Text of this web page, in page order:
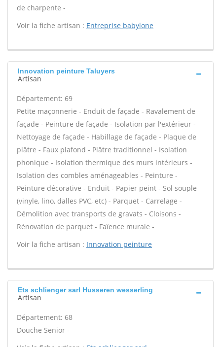
de charpente -
Voir la fiche artisan : Entreprise babylone
Innovation peinture Taluyers
Artisan
Département: 69
Petite maçonnerie - Enduit de façade - Ravalement de
façade - Peinture de façade - Isolation par l'extérieur -
Nettoyage de façade - Habillage de façade - Plaque de
plâtre - Faux plafond - Plâtre traditionnel - Isolation
phonique - Isolation thermique des murs intérieurs -
Isolation des combles aménageables - Peinture -
Peinture décorative - Enduit - Papier peint - Sol souple
(vinyle, lino, dalles PVC, etc) - Parquet - Carrelage -
Démolition avec transports de gravats - Cloisons -
Rénovation de parquet - Faïence murale -
Voir la fiche artisan : Innovation peinture
Ets schlienger sarl Husseren wesserling
Artisan
Département: 68
Douche Senior -